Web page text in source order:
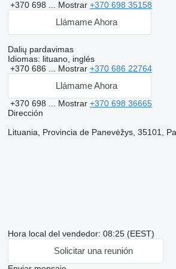
+370 698 ... Mostrar +370 698 35158
Llámame Ahora
Dalių pardavimas
Idiomas: lituano, inglés
+370 686 ... Mostrar +370 686 22764
Llámame Ahora
+370 698 ... Mostrar +370 698 36665
Dirección
Lituania, Provincia de Panevėžys, 35101,
Hora local del vendedor: 08:25 (EEST)
Solicitar una reunión